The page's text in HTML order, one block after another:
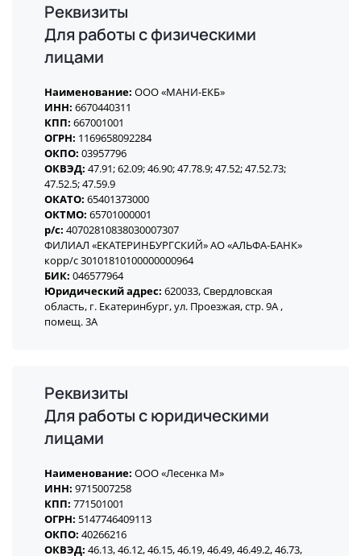
Реквизиты
Для работы с физическими
лицами
Наименование: ООО «МАНИ-ЕКБ»
ИНН: 6670440311
КПП: 667001001
ОГРН: 1169658092284
ОКПО: 03957796
ОКВЭД: 47.91; 62.09; 46.90; 47.78.9; 47.52; 47.52.73;
47.52.5; 47.59.9
ОКАТО: 65401373000
ОКТМО: 65701000001
р/с: 40702810838030007307
ФИЛИАЛ «ЕКАТЕРИНБУРГСКИЙ» АО «АЛЬФА-БАНК»
корр/с 30101810100000000964
БИК: 046577964
Юридический адрес: 620033, Свердловская
область, г. Екатеринбург, ул. Проезжая, стр. 9А ,
помещ. 3А
Реквизиты
Для работы с юридическими
лицами
Наименование: ООО «Лесенка М»
ИНН: 9715007258
КПП: 771501001
ОГРН: 5147746409113
ОКПО: 40266216
ОКВЭД: 46.13, 46.12, 46.15, 46.19, 46.49, 46.49.2, 46.73,